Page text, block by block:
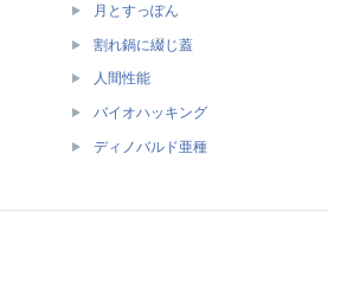
月とすっぽん
割れ鍋に綴じ蓋
人間性能
バイオハッキング
ディノバルド亜種